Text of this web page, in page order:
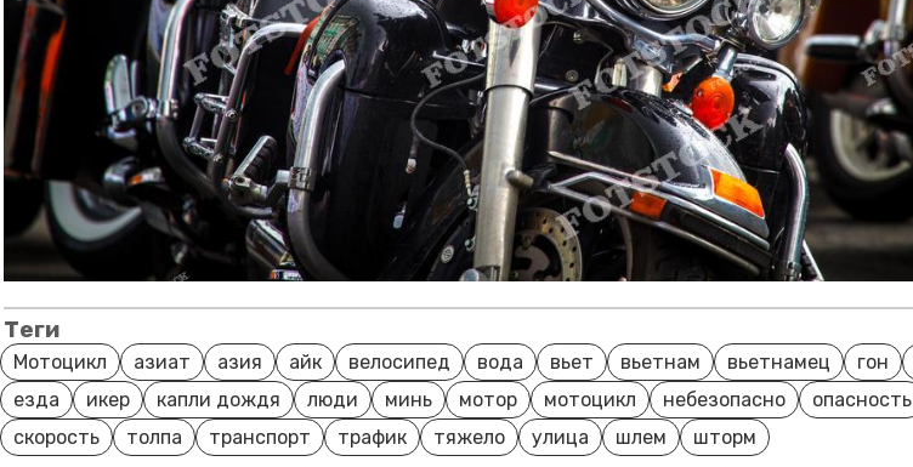
Теги
Мотоцикл азиат азия айк велосипед вода вьет вьетнам вьетнамец гон
езда
икер капли дождя люди минь мотор мотоцикл небезопасно опасность
скорость
толпа транспорт трафик тяжело улица шлем шторм